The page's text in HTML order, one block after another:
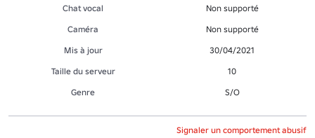
Chat vocal
Non supporté
Caméra
Non supporté
Mis à jour
30/04/2021
Taille du serveur
10
Genre
S/O
Signaler un comportement abusif